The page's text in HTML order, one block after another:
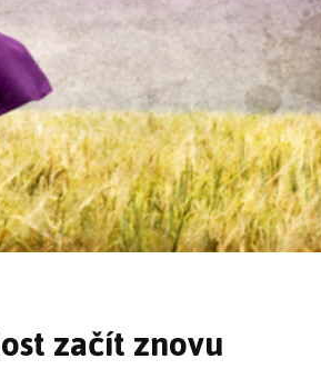
začít znovu